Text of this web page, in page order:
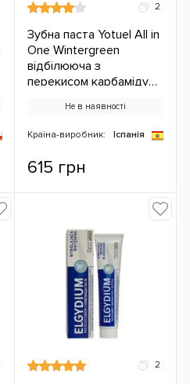
2
Зубна паста Yotuel All in
One Wintergreen
відбілююча з
перекисом карбаміду
Не в наявності
Країна-виробник: Іспанія
615 грн
2